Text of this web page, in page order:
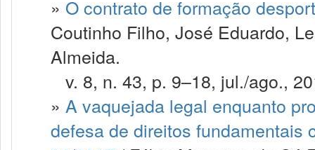
» O contrato de formação
Coutinho Filho, José Eduardo,
Almeida.
v. 8, n. 43, p. 9–18, jul./ago.,
» A vaquejada legal enquanto
defesa de direitos fundamentais